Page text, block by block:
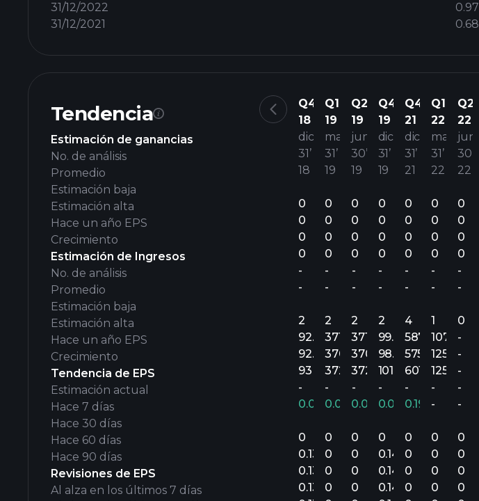
31/12/2022
0.97
31/12/2021
0.68
Tendencia
Estimación de ganancias
No. de análisis
Promedio
Estimación baja
Estimación alta
Hace un año EPS
Crecimiento
Estimación de Ingresos
No. de análisis
Promedio
Estimación baja
Estimación alta
Hace un año EPS
Crecimiento
Tendencia de EPS
Estimación actual
Hace 7 días
Hace 30 días
Hace 60 días
Hace 90 días
Revisiones de EPS
Al alza en los últimos 7 días
Q4
18
dic
31’
18
0
0
0
0
-
-
2
92.8M
92.7M
93M
-
0.07%
0
0.13
0.13
0.13
Q1
19
mar
31’
19
0
0
0
0
-
-
2
371.4M
370.8M
372M
-
0.07%
0
0
0
0
Q2
19
jun
30’
19
0
0
0
0
-
-
2
371.4M
370.8M
372M
-
0.07%
0
0
0
0
Q4
19
dic
31’
19
0
0
0
0
-
-
2
99.8M
98.3M
101.3M
-
0.07%
0
0.14
0.14
0.14
Q4
21
dic
31’
21
0
0
0
0
-
-
4
587.4M
575M
601M
-
0.19%
0
0
0
0
Q1
22
mar
31’
22
0
0
0
0
-
-
1
107.6M
125.6M
125.6M
-
-
0
0
0
0
Q2
22
jun
30’
22
0
0
0
0
-
-
0
-
-
-
-
-
0
0
0
0